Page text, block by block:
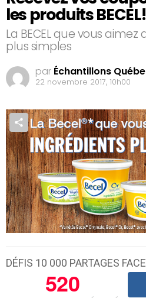
les produits BECEL!
La BECEL que vous
plus simples
par Échantillons
22 novembre 2017, 10h00
DÉFIS 10 000 PARTAGES
520